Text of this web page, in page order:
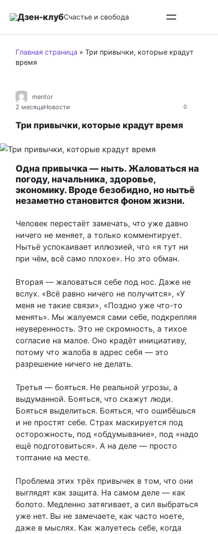
Дзен-клубСчастье и свобода
Главная страница » Три привычки, которые крадут
время
0
mentor
2 месяцаНовости
Три привычки, которые крадут время
Одна привычка — ныть. Жаловаться на
погоду, начальника, здоровье,
экономику. Вроде безобидно, но нытьё
незаметно становится фоном жизни.
Человек перестаёт замечать, что уже давно
ничего не меняет, а только комментирует.
Нытьё успокаивает иллюзией, что «я тут ни
при чём, всё само плохое». Но это обман.
Вторая — жаловаться себе под нос. Даже не
вслух. «Всё равно ничего не получится», «У
меня не такие связи», «Поздно уже что-то
менять». Мы жалуемся сами себе, подкрепляя
неуверенность. Это не скромность, а тихое
согласие на малое. Оно крадёт инициативу,
потому что жалоба в адрес себя — это
разрешение ничего не делать.
Третья — бояться. Не реальной угрозы, а
выдуманной. Бояться, что скажут люди.
Бояться выделиться. Бояться, что ошибёшься
и не простят себе. Страх маскируется под
осторожность, под «обдумывание», под «надо
ещё подготовиться». А на деле — просто
топтание на месте.
Проблема этих трёх привычек в том, что они
выглядят как защита. На самом деле — как
болото. Медленно затягивает, а сил выбраться
уже нет. Вы не замечаете, как часто ноете,
даже в мыслях. Как жалуетесь себе, когда